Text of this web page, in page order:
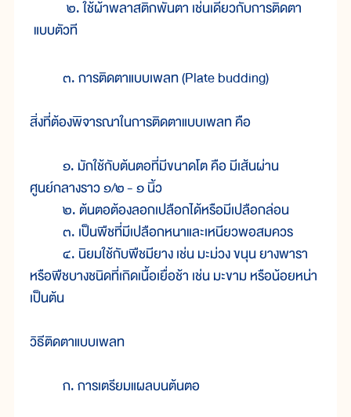
๒. ใช้ผ้าพลาสติกพันตา เช่นเดียวกับการติดตา
แบบตัวที
๓. การติดตาแบบเพลท (Plate budding)
สิ่งที่ต้องพิจารณาในการติดตาแบบเพลท คือ
๑. มักใช้กับต้นตอที่มีขนาดโต คือ มีเส้นผ่าน
ศูนย์กลางราว ๑/๒- ๑ นิ้ว
๒. ต้นตอต้องลอกเปลือกได้หรือมีเปลือกล่อน
๓. เป็นพืชที่มีเปลือกหนาและเหนียวพอสมควร
๔. นิยมใช้กับพืชมียาง เช่น มะม่วง ขนุน ยางพารา
หรือพืชบางชนิดที่เกิดเนื้อเยื่อช้า เช่น มะขาม หรือน้อยหน่า
เป็นต้น
วิธีติดตาแบบเพลท
ก. การเตรียมแผลบนต้นตอ